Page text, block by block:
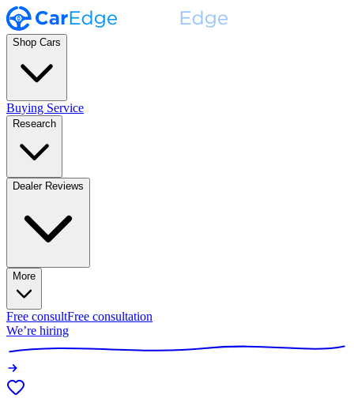
Shop Cars
Buying Service
Research
Dealer Reviews
More
Free consultFree consultation
We’re hiring